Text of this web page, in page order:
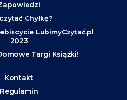
Chyłkę?
LubimyCzytać.pl
2023
Targi Książki!
Kontakt
Regulamin